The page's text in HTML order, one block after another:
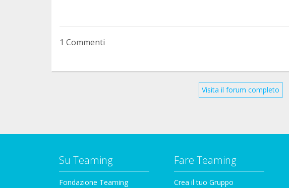
1 Commenti
Visita il forum completo
Su Teaming
Fondazione Teaming
Fare Teaming
Crea il tuo Gruppo